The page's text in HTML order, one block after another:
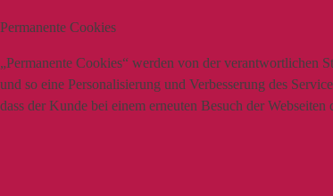
Permanente Cookies
„Permanente Cookies“ werden von der verantwortlichen
und so eine Personalisierung und Verbesserung des
dass der Kunde bei einem erneuten Besuch der